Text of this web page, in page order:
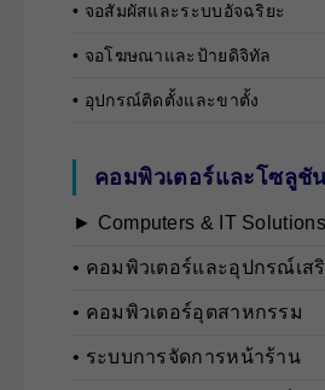
• จอสัมผัสและระบบอัจฉริยะ
• จอโฆษณาและป้ายดิจิทัล
• อุปกรณ์ติดตั้งและขาตั้ง
คอมพิวเตอร์และโซลูชั
► Computers & IT
• คอมพิวเตอร์และอุปกรณ์เส
• คอมพิวเตอร์อุตสาหกรรม
• ระบบการจัดการหน้าร้าน